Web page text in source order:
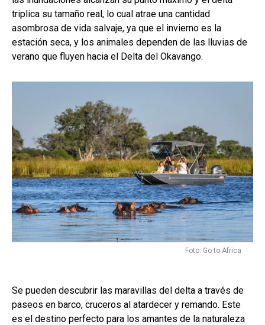
triplica su tamaño real, lo cual atrae una cantidad
asombrosa de vida salvaje, ya que el invierno es la
estación seca, y los animales dependen de las lluvias de
verano que fluyen hacia el Delta del Okavango.
Foto: Go to Africa
Se pueden descubrir las maravillas del delta a través de
paseos en barco, cruceros al atardecer y remando. Este
es el destino perfecto para los amantes de la naturaleza